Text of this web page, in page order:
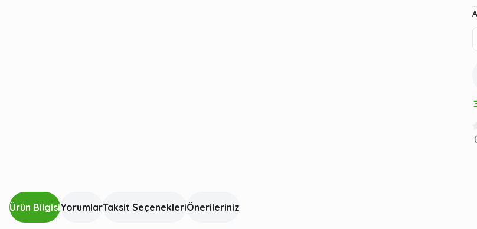
Ürün BilgisiYorumlarTaksit SeçenekleriÖnerileriniz